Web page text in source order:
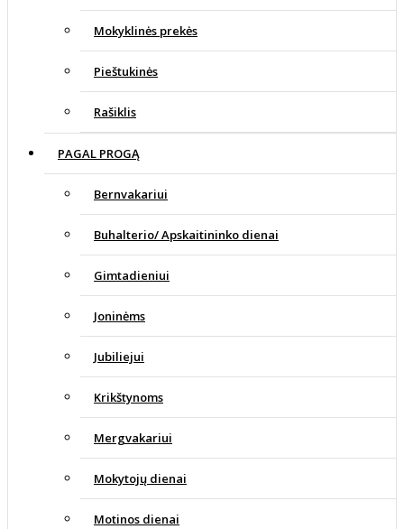
Mokyklinės prekės
Pieštukinės
Rašiklis
PAGAL PROGĄ
Bernvakariui
Buhalterio/ Apskaitininko dienai
Gimtadieniui
Joninėms
Jubiliejui
Krikštynoms
Mergvakariui
Mokytojų dienai
Motinos dienai